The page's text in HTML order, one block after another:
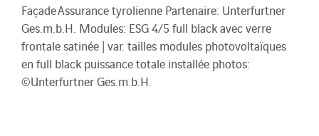
Façade Assurance tyrolienne Partenaire: Unterfurtner
Ges.m.b.H. Modules: ESG 4/5 full black avec verre
frontale satinée | var. tailles modules photovoltaïques
en full black puissance totale installée photos:
©Unterfurtner Ges.m.b.H.